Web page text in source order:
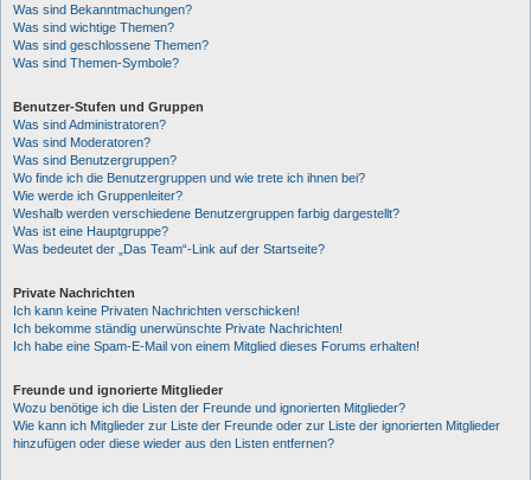
Was sind Bekanntmachungen?
Was sind wichtige Themen?
Was sind geschlossene Themen?
Was sind Themen-Symbole?
Benutzer-Stufen und Gruppen
Was sind Administratoren?
Was sind Moderatoren?
Was sind Benutzergruppen?
Wo finde ich die Benutzergruppen und wie trete ich ihnen bei?
Wie werde ich Gruppenleiter?
Weshalb werden verschiedene Benutzergruppen farbig dargestellt?
Was ist eine Hauptgruppe?
Was bedeutet der „Das Team“-Link auf der Startseite?
Private Nachrichten
Ich kann keine Privaten Nachrichten verschicken!
Ich bekomme ständig unerwünschte Private Nachrichten!
Ich habe eine Spam-E-Mail von einem Mitglied dieses Forums erhalten!
Freunde und ignorierte Mitglieder
Wozu benötige ich die Listen der Freunde und ignorierten Mitglieder?
Wie kann ich Mitglieder zur Liste der Freunde oder zur Liste der ignorierten Mitglieder
hinzufügen oder diese wieder aus den Listen entfernen?